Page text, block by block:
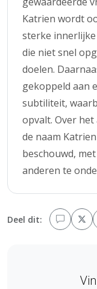
Katrien wordt
sterke
die niet snel
doelen.
gekoppeld aan
subtiliteit,
opvalt. Over
de naam
beschouwd,
anderen te
Deel dit: